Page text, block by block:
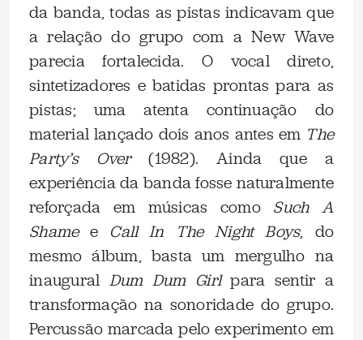
da banda, todas as pistas indicavam que
a relação do grupo com a New Wave
parecia fortalecida. O vocal direto,
sintetizadores e batidas prontas para as
pistas; uma atenta continuação do
material lançado dois anos antes em The
Party’s Over(1982). Ainda que a
experiência da banda fosse naturalmente
reforçada em músicas como Such A
Shamee Call In The Night Boys, do
mesmo álbum, basta um mergulho na
inaugural Dum Dum Girlpara sentir a
transformação na sonoridade do grupo.
Percussão marcada pelo experimento em